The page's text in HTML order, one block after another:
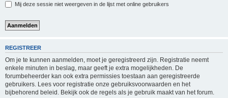
Mij deze sessie niet weergeven in de lijst met online gebruikers
REGISTREER
Om je te kunnen aanmelden, moet je geregistreerd zijn. Registratie neemt
enkele minuten in beslag, maar geeft je extra mogelijkheden. De
forumbeheerder kan ook extra permissies toestaan aan geregistreerde
gebruikers. Lees voor registratie onze gebruiksvoorwaarden en het
bijbehorend beleid. Bekijk ook de regels als je gebruik maakt van het forum.